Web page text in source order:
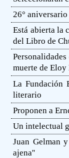
26°
Está abierta la
del Libro de
muerte de
La Fundación
literario
Proponen a
Un intelectual
Juan Gelman
ajena''